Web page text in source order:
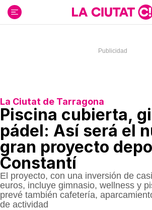
contenido
La Ciutat de Tarragona
Piscina cubierta,
pádel: Así será el
gran proyecto
Constantí
El proyecto, con una inversión de
euros, incluye gimnasio, wellness y
prevé también cafetería,
de actividad